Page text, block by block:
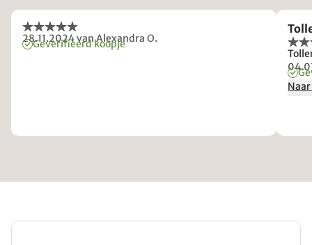
28.11.2024van Alexandra O.
Geverifieerd koopje